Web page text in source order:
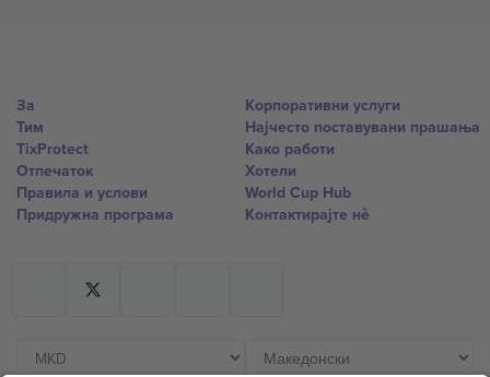
За
Тим
TixProtect
Отпечаток
Правила и услови
Придружна програма
Корпоративни услуги
Најчесто поставувани прашања
Како работи
Хотели
World Cup Hub
Контактирајте нѐ